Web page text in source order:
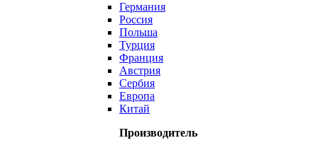
Германия
Россия
Польша
Турция
Франция
Австрия
Сербия
Европа
Китай
Производитель